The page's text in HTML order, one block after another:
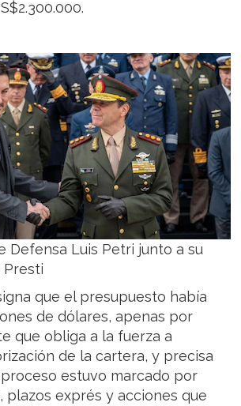
Defensa Luis Petri junto a su
Presti
que el presupuesto había
de dólares, apenas por
que obliga a la fuerza a
de la cartera, y precisa
estuvo marcado por
plazos exprés y acciones que